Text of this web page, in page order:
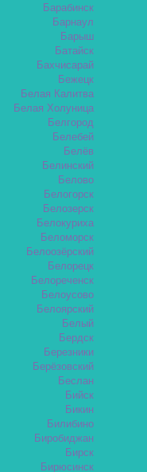
Барабинск
Барнаул
Барыш
Батайск
Бахчисарай
Бежецк
Белая Калитва
Белая Холуница
Белгород
Белебей
Белёв
Белинский
Белово
Белогорск
Белозерск
Белокуриха
Беломорск
Белоозёрский
Белорецк
Белореченск
Белоусово
Белоярский
Белый
Бердск
Березники
Берёзовский
Беслан
Бийск
Бикин
Билибино
Биробиджан
Бирск
Бирюсинск